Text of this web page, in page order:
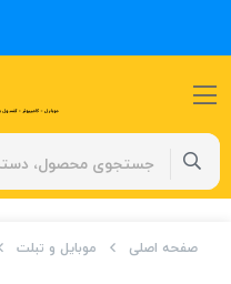
صفحه اصلی موبایل و تبلت